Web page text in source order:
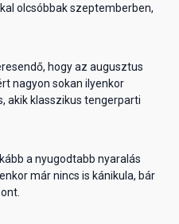
olcsóbbak szeptemberben,
hogy az augusztus
nagyon sokan ilyenkor
akik klasszikus tengerparti
a nyugodtabb nyaralás
már nincs is kánikula, bár